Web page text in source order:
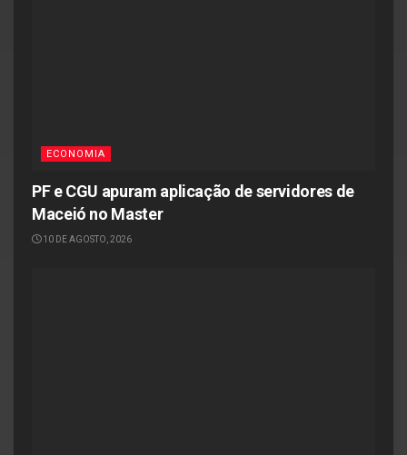
ECONOMIA
PF e CGU apuram aplicação de servidores de
Maceió no Master
10 DE AGOSTO, 2026